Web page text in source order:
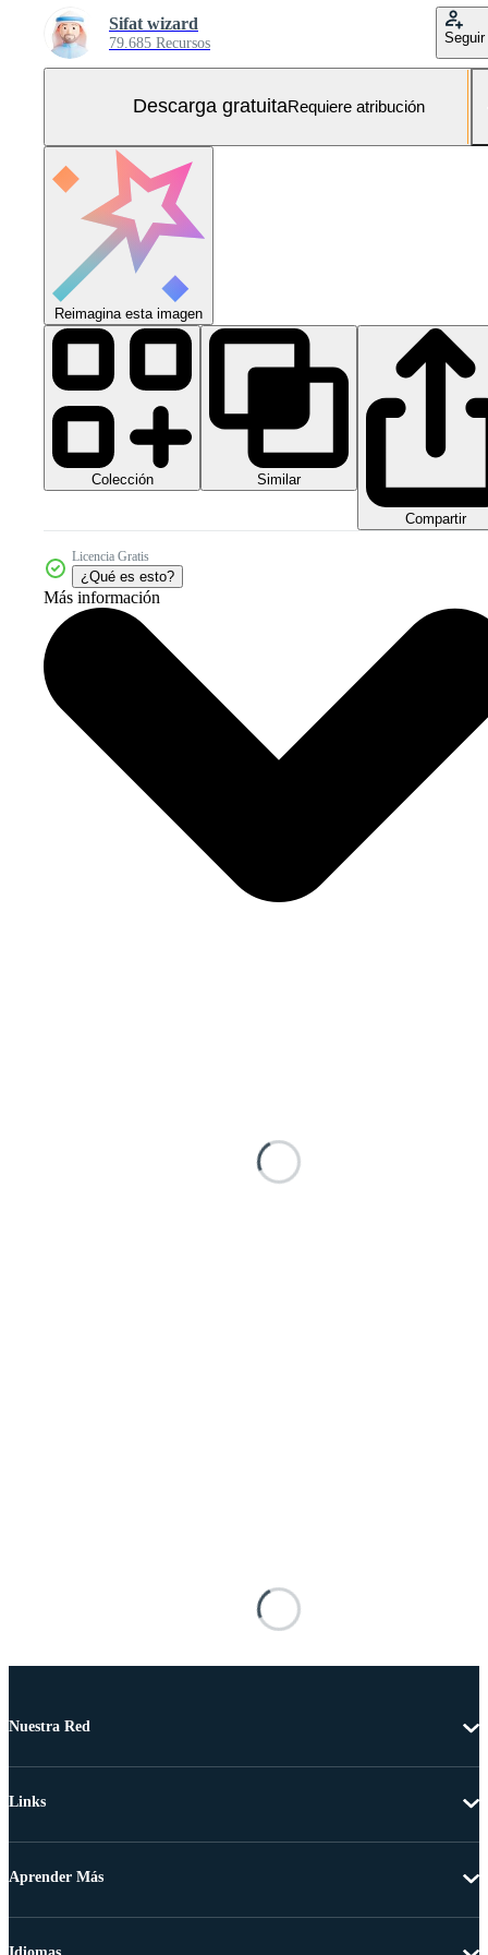
Sifat wizard
79.685 Recursos Seguir
Descarga gratuitaRequiere atribución
Reimagina esta imagen
Colección Similar
Compartir
Licencia Gratis
¿Qué es esto?
Más información
Nuestra Red
Links
Aprender Más